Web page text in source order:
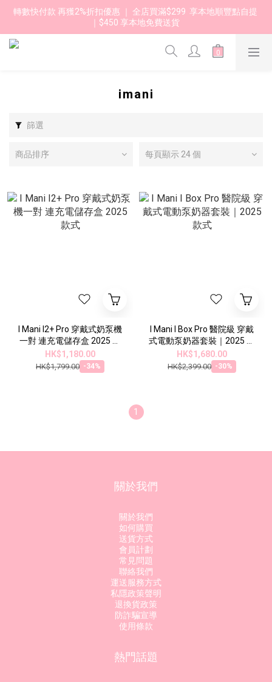
轉數快付款 再獲2%折扣優惠 ｜ 全店買滿$299  享本地順豐點自提
｜$450 享本地免費送貨
imani
篩選
商品排序 每頁顯示 24 個
I Mani I2+ Pro 穿戴式奶泵機
一對 連充電儲存盒 2025 款
式
HK$1,180.00
HK$1,799.00 -34%
I Mani I Box Pro 醫院級 穿戴
式電動泵奶器套裝｜2025 款
式
HK$1,680.00
HK$2,399.00 -30%
1
關於我們
關於我們
如何購買
送貨方式
會員計劃
常見問題
聯絡我們
運送服務方式
私隱政策聲明
退換貨政策
防詐騙宣導
使用條款
熱門話題